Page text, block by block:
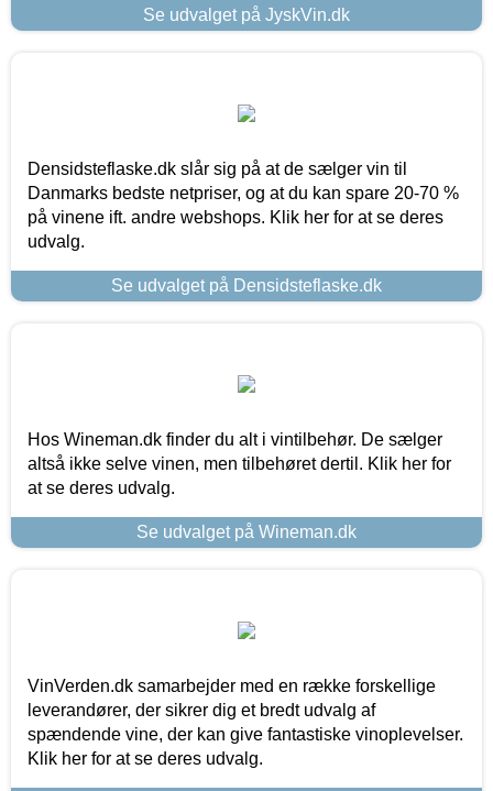
Se udvalget på JyskVin.dk
Densidsteflaske.dk slår sig på at de sælger vin til
Danmarks bedste netpriser, og at du kan spare 20-70 %
på vinene ift. andre webshops. Klik her for at se deres
udvalg.
Se udvalget på Densidsteflaske.dk
Hos Wineman.dk finder du alt i vintilbehør. De sælger
altså ikke selve vinen, men tilbehøret dertil. Klik her for
at se deres udvalg.
Se udvalget på Wineman.dk
VinVerden.dk samarbejder med en række forskellige
leverandører, der sikrer dig et bredt udvalg af
spændende vine, der kan give fantastiske vinoplevelser.
Klik her for at se deres udvalg.